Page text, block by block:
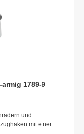
armig 1789-9
und
mit einer